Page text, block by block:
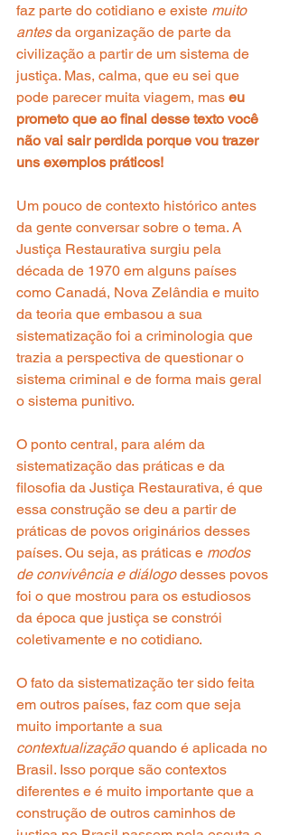
faz parte do cotidiano e existe muito
antes da organização de parte da
civilização a partir de um sistema de
justiça. Mas, calma, que eu sei que
pode parecer muita viagem, mas eu
prometo que ao final desse texto você
não vai sair perdida porque vou trazer
uns exemplos práticos!
Um pouco de contexto histórico antes
da gente conversar sobre o tema. A
Justiça Restaurativa surgiu pela
década de 1970 em alguns países
como Canadá, Nova Zelândia e muito
da teoria que embasou a sua
sistematização foi a criminologia que
trazia a perspectiva de questionar o
sistema criminal e de forma mais geral
o sistema punitivo.
O ponto central, para além da
sistematização das práticas e da
filosofia da Justiça Restaurativa, é que
essa construção se deu a partir de
práticas de povos originários desses
países. Ou seja, as práticas e modos
de convivência e diálogo desses povos
foi o que mostrou para os estudiosos
da época que justiça se constrói
coletivamente e no cotidiano.
O fato da sistematização ter sido feita
em outros países, faz com que seja
muito importante a sua
contextualização quando é aplicada no
Brasil. Isso porque são contextos
diferentes e é muito importante que a
construção de outros caminhos de